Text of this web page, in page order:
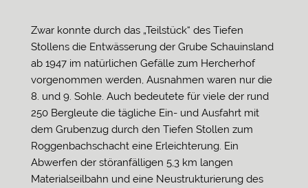
Zwar konnte durch das „Teilstück“ des Tiefen
Stollens die Entwässerung der Grube Schauinsland
ab 1947 im natürlichen Gefälle zum Hercherhof
vorgenommen werden, Ausnahmen waren nur die
8. und 9. Sohle. Auch bedeutete für viele der rund
250 Bergleute die tägliche Ein- und Ausfahrt mit
dem Grubenzug durch den Tiefen Stollen zum
Roggenbachschacht eine Erleichterung. Ein
Abwerfen der störanfälligen 5,3 km langen
Materialseilbahn und eine Neustrukturierung des